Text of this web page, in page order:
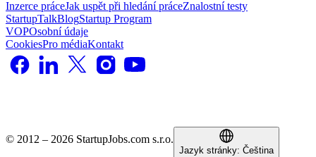
Inzerce práceJak uspět při hledání práceZnalostní testy
StartupTalkBlogStartup Program
VOPOsobní údaje
CookiesPro médiaKontakt
© 2012 – 2026 StartupJobs.com s.r.o.
Jazyk stránky: Čeština